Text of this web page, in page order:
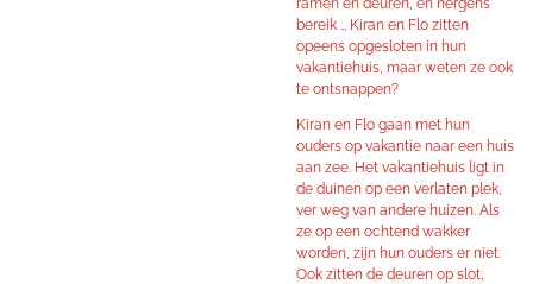
ramen en deuren, en nergens
bereik … Kiran en Flo zitten
opeens opgesloten in hun
vakantiehuis, maar weten ze ook
te ontsnappen?
Kiran en Flo gaan met hun
ouders op vakantie naar een huis
aan zee. Het vakantiehuis ligt in
de duinen op een verlaten plek,
ver weg van andere huizen. Als
ze op een ochtend wakker
worden, zijn hun ouders er niet.
Ook zitten de deuren op slot,